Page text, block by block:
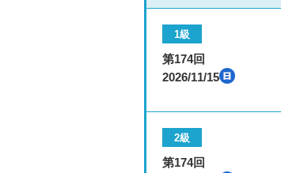
1級
第174回
2026/11/15
2級
第174回